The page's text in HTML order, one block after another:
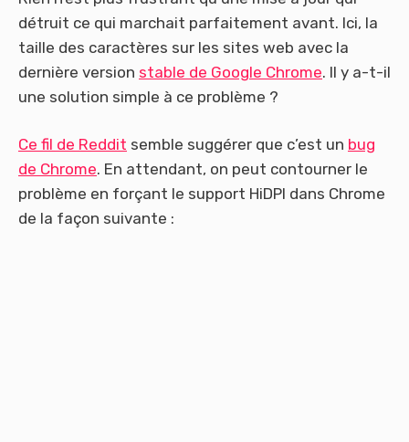
détruit ce qui marchait parfaitement avant. Ici, la
taille des caractères sur les sites web avec la
dernière version stable de Google Chrome. Il y a-t-il
une solution simple à ce problème ?
Ce fil de Reddit semble suggérer que c’est un bug
de Chrome. En attendant, on peut contourner le
problème en forçant le support HiDPI dans Chrome
de la façon suivante :